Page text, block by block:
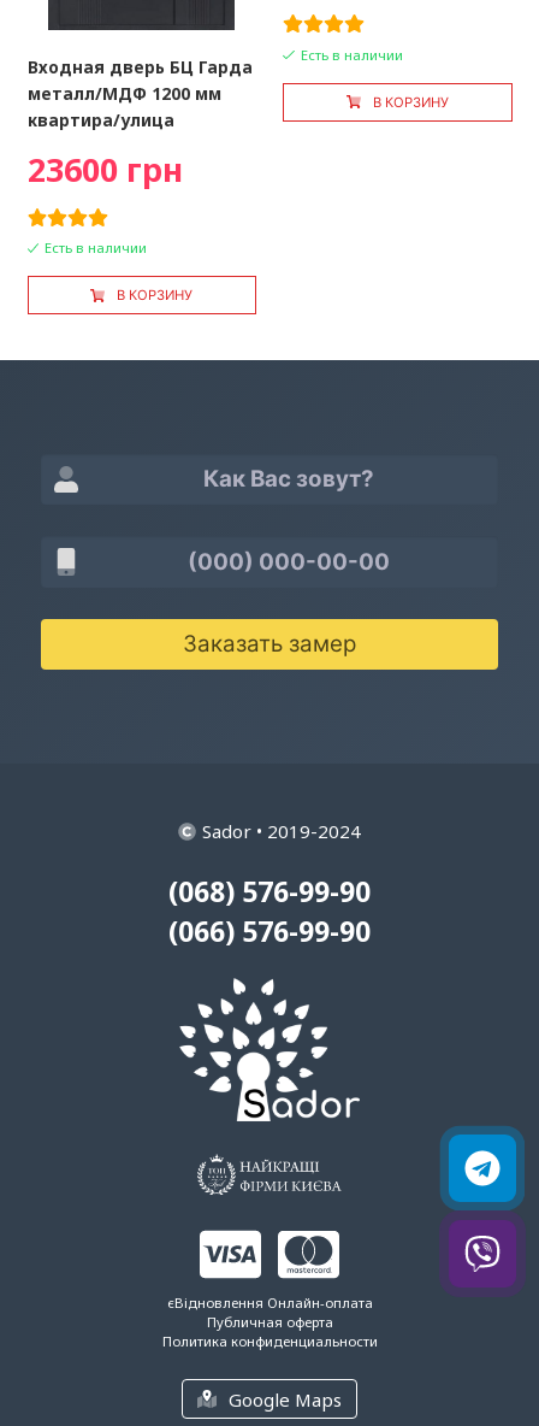
Входная дверь БЦ Гарда
металл/МДФ 1200 мм
квартира/улица
23600 грн
Есть в наличии
В КОРЗИНУ
Есть в наличии
В КОРЗИНУ
Заказать замер
Sador • 2019-2024
(068) 576-99-90
(066) 576-99-90
єВідновлення Онлайн-оплата
Публичная оферта
Политика конфиденциальности
Google Maps